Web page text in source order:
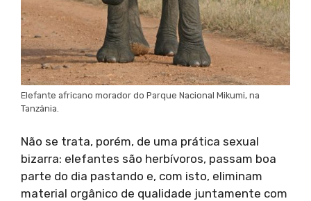
Elefante africano morador do Parque Nacional Mikumi, na
Tanzânia.
Não se trata, porém, de uma prática sexual
bizarra: elefantes são herbívoros, passam boa
parte do dia pastando e, com isto, eliminam
material orgânico de qualidade juntamente com